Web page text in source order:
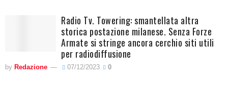
Radio Tv. Towering: smantellata altra
storica postazione milanese. Senza Forze
Armate si stringe ancora cerchio siti utili
per radiodiffusione
by Redazione 07/12/2023 0